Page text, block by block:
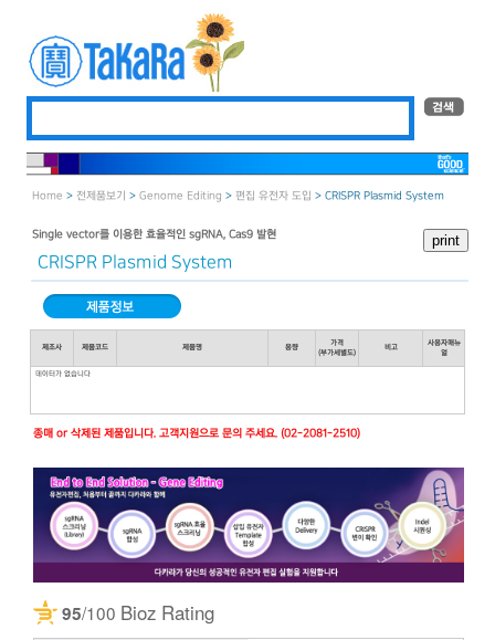
Home > 전제품보기 > Genome Editing > 편집 유전자 도입 > CRISPR Plasmid System
Single vector를 이용한 효율적인 sgRNA, Cas9 발현
CRISPR Plasmid System
제조사 제품코드 제품명 용량
가격
(부가세별도)
비고
사용자매뉴
얼
데이터가 없습니다
종매 or 삭제된 제품입니다. 고객지원으로 문의 주세요. (02-2081-2510)